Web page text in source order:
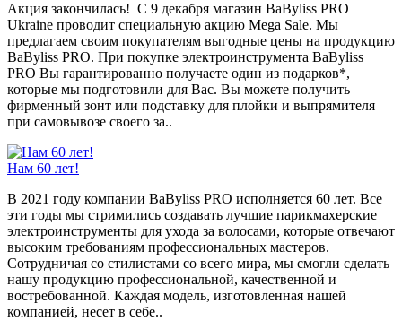
Акция закончилась! С 9 декабря магазин BaByliss PRO
Ukraine проводит специальную акцию Mega Sale. Мы
предлагаем своим покупателям выгодные цены на продукцию
BaByliss PRO. При покупке электроинструмента BaByliss
PRO Вы гарантированно получаете один из подарков*,
которые мы подготовили для Вас. Вы можете получить
фирменный зонт или подставку для плойки и выпрямителя
при самовывозе своего за..
Нам 60 лет!
В 2021 году компании BaByliss PRO исполняется 60 лет. Все
эти годы мы стримились создавать лучшие парикмахерские
электроинструменты для ухода за волосами, которые отвечают
высоким требованиям профессиональных мастеров.
Сотрудничая со стилистами со всего мира, мы смогли сделать
нашу продукцию профессиональной, качественной и
востребованной. Каждая модель, изготовленная нашей
компанией, несет в себе..